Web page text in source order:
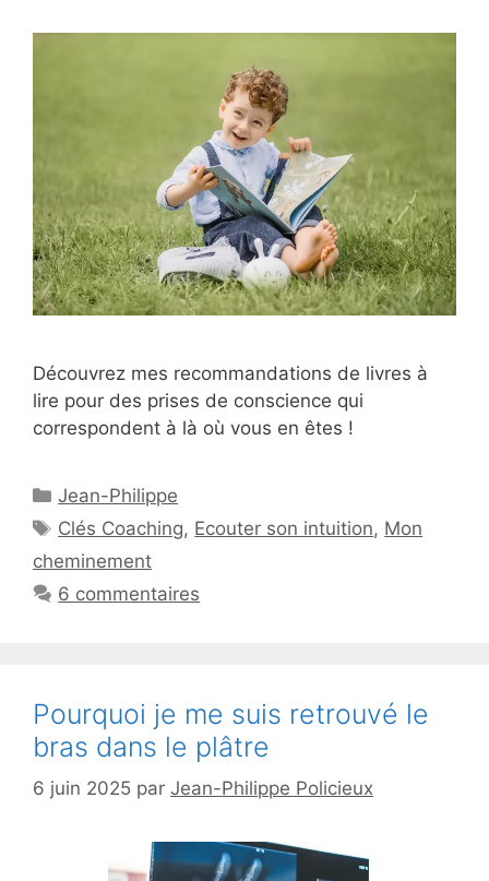
Découvrez mes recommandations de livres à
lire pour des prises de conscience qui
correspondent à là où vous en êtes !
Catégories
Jean-Philippe
Étiquettes
Clés Coaching, Ecouter son intuition, Mon
cheminement
6 commentaires
Pourquoi je me suis retrouvé le
bras dans le plâtre
6 juin 2025 par Jean-Philippe Policieux